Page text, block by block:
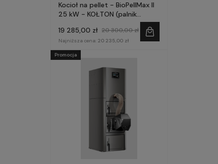
Kocioł na pellet - BioPellMax II
25 kW - KOŁTON (palnik
19 285,00 zł 20 300,00 zł
Najniższa cena: 20 235,00 zł
Promocja